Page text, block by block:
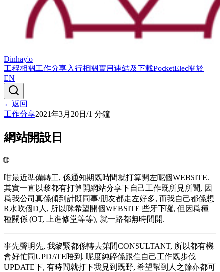
Dinhaylo
工程相關工作分享入行相關實用連結及下載PocketElec關於
EN
←返回
工作分享2021年3月20日 /1 分鐘
網站開設日
🌐
咁最近準備轉工, 係通知期既時間就打算開左呢個WEBSITE.
其實一直以黎都有打算開網站分享下自己工作既所見所聞, 因
爲我公司真係傾到計既同事/朋友都走左好多, 而我自己都係想
R水吹個D人, 所以咪希望開個WEBSITE 些牙下囉, 但因爲種
種關係 (OT, 上進修堂等等), 就一路都無時間開.
事先聲明先, 我黎緊都係轉去第間CONSULTANT, 所以都有機
會好忙同UPDATE唔到. 呢度純碎係跟住自己工作既步伐
UPDATE下, 有時間就打下我見到既野, 希望幫到人之餘亦都可